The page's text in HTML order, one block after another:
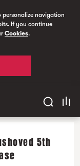
navigation
If you continue
Cookies.
5th